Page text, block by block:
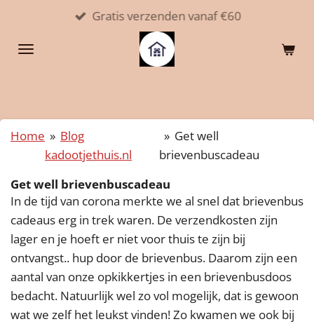
naar
Gratis verzenden vanaf €60
Home » Blog
kadootjethuis.nl
» Get well
brievenbuscadeau
Get well brievenbuscadeau
In de tijd van corona merkte we al snel dat brievenbus
cadeaus erg in trek waren. De verzendkosten zijn
lager en je hoeft er niet voor thuis te zijn bij
ontvangst.. hup door de brievenbus. Daarom zijn een
aantal van onze opkikkertjes in een brievenbusdoos
bedacht. Natuurlijk wel zo vol mogelijk, dat is gewoon
wat we zelf het leukst vinden! Zo kwamen we ook bij